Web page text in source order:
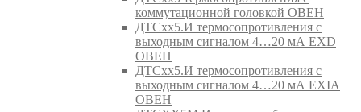
коммутационной головкой ОВЕН
ДТСхх5.И термосопротивления с
выходным сигналом 4…20 мА EXD
ОВЕН
ДТСхх5.И термосопротивления с
выходным сигналом 4…20 мА EXIA
ОВЕН